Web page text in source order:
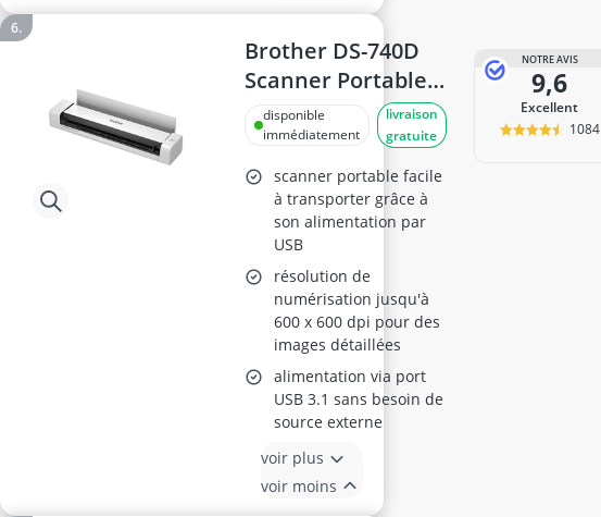
Brother DS-740D
Scanner Portable
A4 USB
disponible
immédiatement
livraison
gratuite
scanner portable facile
à transporter grâce à
son alimentation par
USB
résolution de
numérisation jusqu'à
600 x 600 dpi pour des
images détaillées
alimentation via port
USB 3.1 sans besoin de
source externe
voir plus
voir moins
NOTRE AVIS
9,6
Excellent
1084